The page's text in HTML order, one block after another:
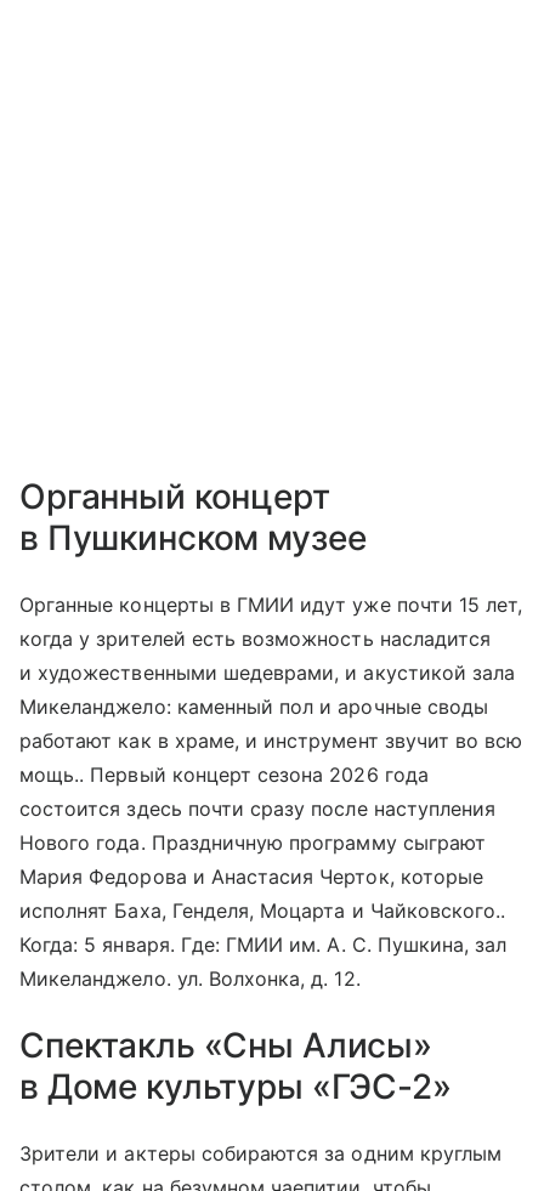
Органный концерт
в Пушкинском музее
Органные концерты в ГМИИ идут уже почти 15 лет,
когда у зрителей есть возможность насладится
и художественными шедеврами, и акустикой зала
Микеланджело: каменный пол и арочные своды
работают как в храме, и инструмент звучит во всю
мощь.. Первый концерт сезона 2026 года
состоится здесь почти сразу после наступления
Нового года. Праздничную программу сыграют
Мария Федорова и Анастасия Черток, которые
исполнят Баха, Генделя, Моцарта и Чайковского..
Когда: 5 января. Где: ГМИИ им. А. С. Пушкина, зал
Микеланджело. ул. Волхонка, д. 12.
Спектакль «Сны Алисы»
в Доме культуры «ГЭС-2»
Зрители и актеры собираются за одним круглым